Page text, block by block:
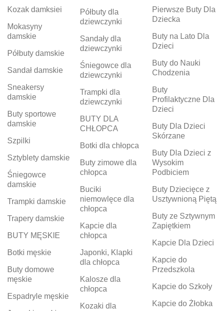
Kozak damksiei
Mokasyny
damskie
Półbuty damskie
Sandał damskie
Sneakersy
damskie
Buty sportowe
damskie
Szpilki
Sztyblety damskie
Śniegowce
damskie
Trampki damskie
Trapery damskie
BUTY MĘSKIE
Botki męskie
Buty domowe
męskie
Espadryle męskie
Półbuty dla
dziewczynki
Sandały dla
dziewczynki
Śniegowce dla
dziewczynki
Trampki dla
dziewczynki
BUTY DLA
CHŁOPCA
Botki dla chłopca
Buty zimowe dla
chłopca
Buciki
niemowlęce dla
chłopca
Kapcie dla
chłopca
Japonki, Klapki
dla chłopca
Kalosze dla
chłopca
Kozaki dla
Pierwsze Buty Dla
Dziecka
Buty na Lato Dla
Dzieci
Buty do Nauki
Chodzenia
Buty
Profilaktyczne Dla
Dzieci
Buty Dla Dzieci
Skórzane
Buty Dla Dzieci z
Wysokim
Podbiciem
Buty Dziecięce z
Usztywnioną Piętą
Buty ze Sztywnym
Zapiętkiem
Kapcie Dla Dzieci
Kapcie do
Przedszkola
Kapcie do Szkoły
Kapcie do Żłobka